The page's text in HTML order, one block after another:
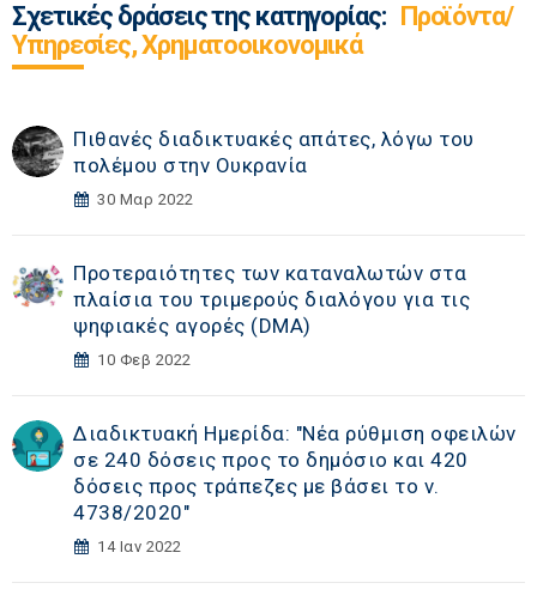
Σχετικές δράσεις της κατηγορίας: Προϊόντα/
Υπηρεσίες, Χρηματοοικονομικά
Πιθανές διαδικτυακές απάτες, λόγω του
πολέμου στην Ουκρανία
30 Μαρ 2022
Προτεραιότητες των καταναλωτών στα
πλαίσια του τριμερούς διαλόγου για τις
ψηφιακές αγορές (DΜA)
10 Φεβ 2022
Διαδικτυακή Ημερίδα: "Νέα ρύθμιση οφειλών
σε 240 δόσεις προς το δημόσιο και 420
δόσεις προς τράπεζες με βάσει το ν.
4738/2020"
14 Ιαν 2022